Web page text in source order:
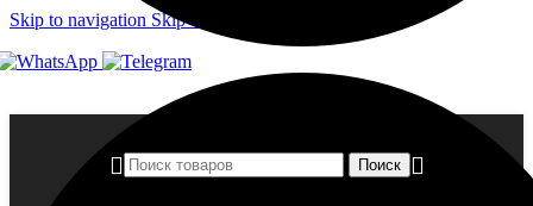
Skip to navigation Skip to main content
Поиск